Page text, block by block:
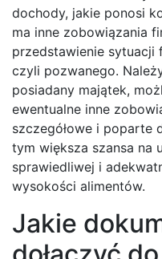
dochody, jakie ponosi
ma inne zobowiązania
przedstawienie sytuacji
czyli pozwanego.
posiadany majątek,
ewentualne inne
szczegółowe i poparte
tym większa szansa na
sprawiedliwej i
wysokości alimentów.
Jakie